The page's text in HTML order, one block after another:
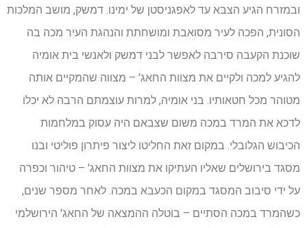
ובמזרח הגיע הצבא עד לאפגניסטן של ימינו. דמשק, מושב המלכות
הסונית, הפכה לעיר מסואבת ומושחתת והנהגת העיר מכה בה
שוכנת הקעבה סירבה לאפשר לבני דמשק ולאנשי בית אומיה
להגיע למכה ולקיים את מצוות החאג' – מצווה שהמקיים אותה
מטוהר מכל חטאותיו. בני אומיה, למרות עוצמתם הרבה לא יכלו
לדכא את המרד במכה משום שצבאם היה עסוק במלחמות
הכיבוש הגלובלי. במקום זאת החליטו ליצור פיתרון פוליטי ובנו
מסגד בירושלים שאליו העתיקו את מצוות החאג' – טיהור וכפרה
על ידי סיבוב המסגד במקום הכעבא במכה. לאחר מספר שנים,
כשהמרד במכה הסתיים – בוטלה ההמצאה של החאג' הירושלמי